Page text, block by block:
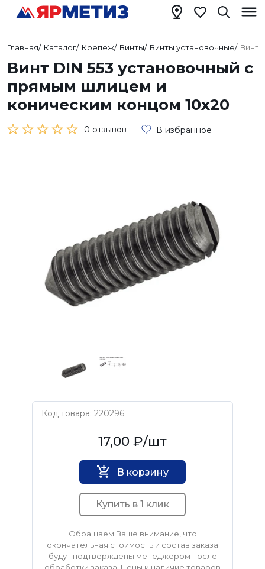
Главная/ Каталог/ Крепеж/ Винты/ Винты установочные/ Винт
Винт DIN 553 установочный с
прямым шлицем и
коническим концом 10х20
0 отзывов В избранное
Код товара: 220296
Нет бренда17,00 ₽/шт
В корзину
Купить в 1 клик
Обращаем Ваше внимание, что
окончательная стоимость и состав заказа
будут подтверждены менеджером после
обработки заказа. Цены и наличие товаров